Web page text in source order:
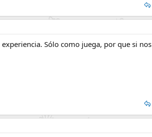
Sólo como juega, por que si nos